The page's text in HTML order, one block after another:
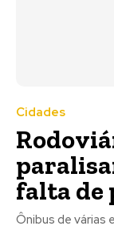
Cidades
falta de
Ônibus de